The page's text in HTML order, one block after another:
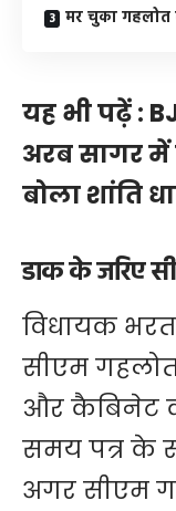
मर चुका गहलोत
यह भी पढ़ें :
अरब सागर
बोला शांति
डाक के जरिए
विधायक
सीएम गहलोत
और कैबिनेट
समय पत्र के
अगर सीएम